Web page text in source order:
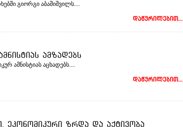
გიორგი აბაშიშვილს....
დაწვრილებით...
ამზადებს
ამნისტიას აცხადებს....
დაწვრილებით...
ეკონომიკური ზრდა და აქტივობა